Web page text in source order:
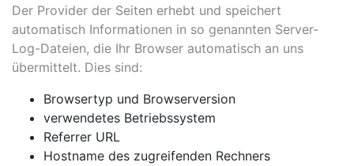
Der Provider der Seiten erhebt und speichert
automatisch Informationen in so genannten Server-
Log-Dateien, die Ihr Browser automatisch an uns
übermittelt. Dies sind:
Browsertyp und Browserversion
verwendetes Betriebssystem
Referrer URL
Hostname des zugreifenden Rechners